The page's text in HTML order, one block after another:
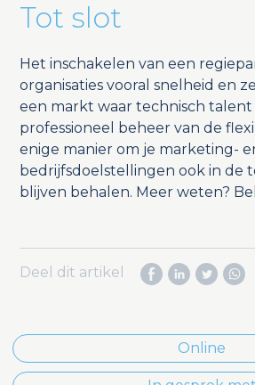
Tot slot
Het inschakelen van een
organisaties vooral snelheid en
een markt waar technisch talent
professioneel beheer van de
enige manier om je marketing-
bedrijfsdoelstellingen ook in de
blijven behalen. Meer weten?
Deel dit artikel
Online